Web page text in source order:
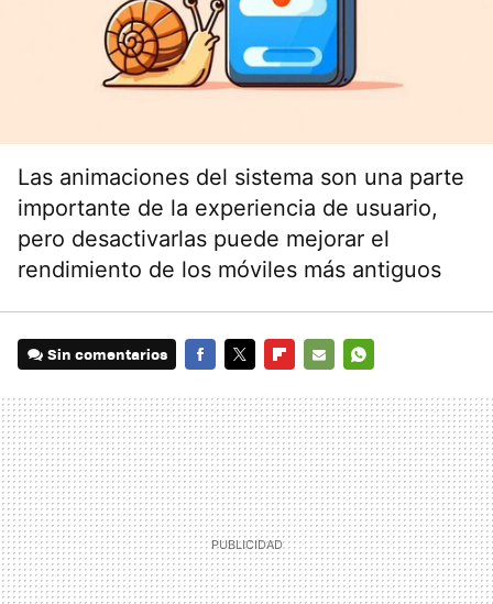
Las animaciones del sistema son una parte
importante de la experiencia de usuario,
pero desactivarlas puede mejorar el
rendimiento de los móviles más antiguos
Sin comentarios
MAIL